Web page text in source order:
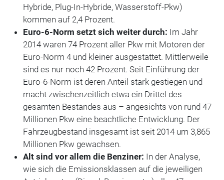
Hybride, Plug-In-Hybride, Wasserstoff-Pkw)
kommen auf 2,4 Prozent.
Euro-6-Norm setzt sich weiter durch: Im Jahr
2014 waren 74 Prozent aller Pkw mit Motoren der
Euro-Norm 4 und kleiner ausgestattet. Mittlerweile
sind es nur noch 42 Prozent. Seit Einführung der
Euro-6-Norm ist deren Anteil stark gestiegen und
macht zwischenzeitlich etwa ein Drittel des
gesamten Bestandes aus – angesichts von rund 47
Millionen Pkw eine beachtliche Entwicklung. Der
Fahrzeugbestand insgesamt ist seit 2014 um 3,865
Millionen Pkw gewachsen.
Alt sind vor allem die Benziner: In der Analyse,
wie sich die Emissionsklassen auf die jeweiligen